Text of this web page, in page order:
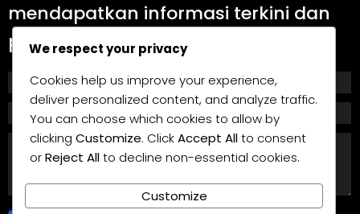
mendapatkan informasi terkini dan
panduan berguna.
We respect your privacy
Cookies help us improve your experience,
deliver personalized content, and analyze traffic.
You can choose which cookies to allow by
clicking Customize. ClickAccept Allto consent
orReject Allto decline non-essential cookies.
Customize